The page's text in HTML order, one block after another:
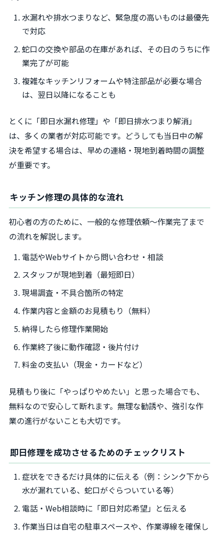
水漏れや排水つまりなど、緊急度の高いものは最優先
で対応
蛇口の交換や部品の在庫があれば、その日のうちに作
業完了が可能
複雑なキッチンリフォームや特注部品が必要な場合
は、翌日以降になることも
とくに「即日水漏れ修理」や「即日排水つまり解消」
は、多くの業者が対応可能です。どうしても当日中の解
決を希望する場合は、早めの連絡・現地到着時間の調整
が重要です。
キッチン修理の具体的な流れ
初心者の方のために、一般的な修理依頼〜作業完了まで
の流れを解説します。
電話やWebサイトから問い合わせ・相談
スタッフが現地到着（最短即日）
現場調査・不具合箇所の特定
作業内容と金額のお見積もり（無料）
納得したら修理作業開始
作業終了後に動作確認・後片付け
料金の支払い（現金・カードなど）
見積もり後に「やっぱりやめたい」と思った場合でも、
無料なので安心して断れます。無理な勧誘や、強引な作
業の進行がないことも大切です。
即日修理を成功させるためのチェックリスト
症状をできるだけ具体的に伝える（例：シンク下から
水が漏れている、蛇口がぐらついている等）
電話・Web相談時に「即日対応希望」と伝える
作業当日は自宅の駐車スペースや、作業導線を確保し